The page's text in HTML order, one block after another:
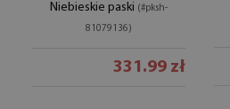
Niebieskie paski (#pksh-
81079136)
331.99 zł